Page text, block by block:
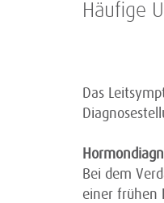
Häufige
Das
Bei dem
einer frühen